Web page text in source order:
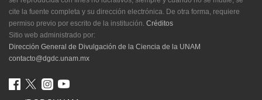
cite la fuente completa y su dirección electrónica. De otra forma, requiere
permiso previo por escrito de la institución. Créditos
Sitio web administrado por:
Dirección General de Divulgación de la Ciencia de la UNAM
contacto@dgdc.unam.mx